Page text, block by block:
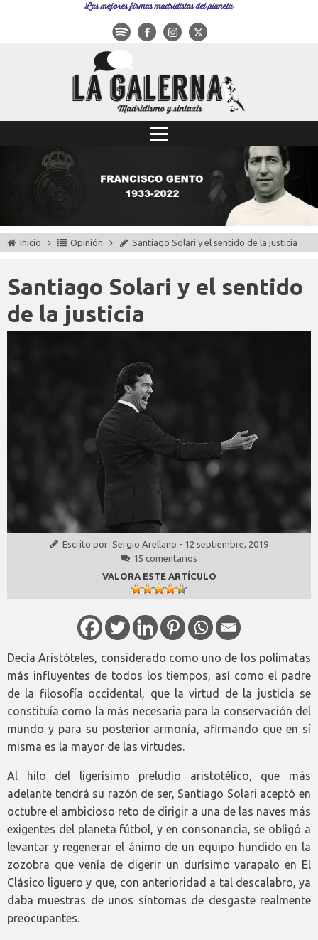
Las mejores firmas madridistas del planeta
Inicio Opinión Santiago Solari y el sentido de la justicia
Santiago Solari y el sentido
de la justicia
Escrito por: Sergio Arellano - 12 septiembre, 2019
15 comentarios
VALORA ESTE ARTÍCULO
Decía Aristóteles, considerado como uno de los polímatas
más influyentes de todos los tiempos, así como el padre
de la filosofía occidental, que la virtud de la justicia se
constituía como la más necesaria para la conservación del
mundo y para su posterior armonía, afirmando que en sí
misma es la mayor de las virtudes.
Al hilo del ligerísimo preludio aristotélico, que más
adelante tendrá su razón de ser, Santiago Solari aceptó en
octubre el ambicioso reto de dirigir a una de las naves más
exigentes del planeta fútbol, y en consonancia, se obligó a
levantar y regenerar el ánimo de un equipo hundido en la
zozobra que venía de digerir un durísimo varapalo en El
Clásico liguero y que, con anterioridad a tal descalabro, ya
daba muestras de unos síntomas de desgaste realmente
preocupantes.